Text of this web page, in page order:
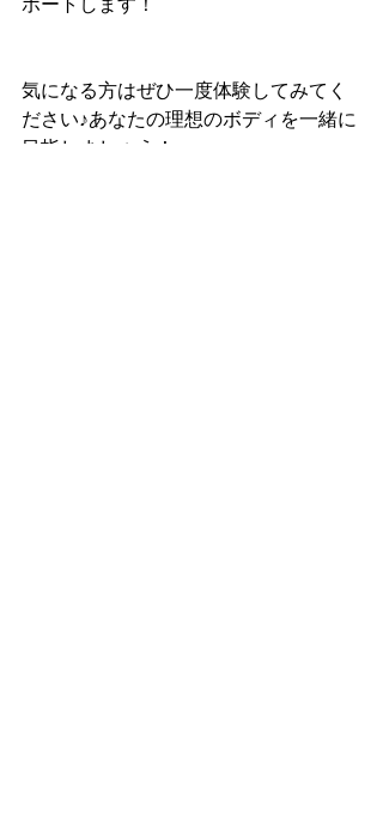
ポートします！
気になる方はぜひ一度体験してみてく
ださい♪あなたの理想のボディを一緒に
目指しましょう！